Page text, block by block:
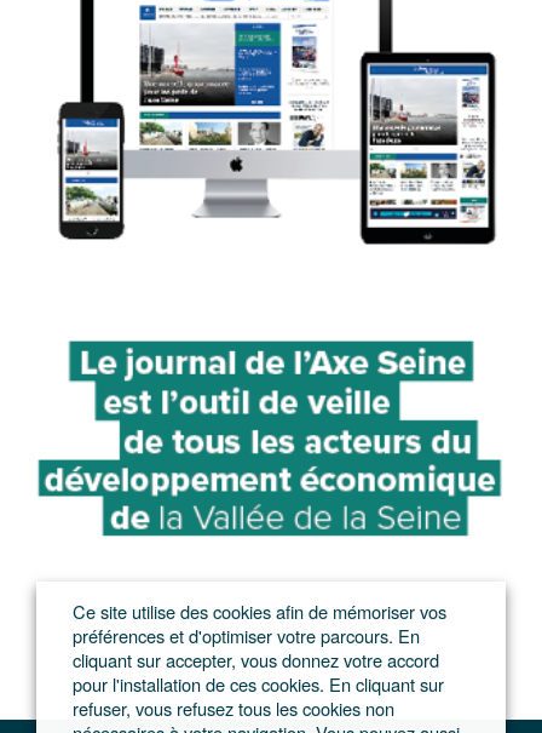
Ce site utilise des cookies afin de mémoriser vos
préférences et d'optimiser votre parcours. En
cliquant sur accepter, vous donnez votre accord
pour l'installation de ces cookies. En cliquant sur
refuser, vous refusez tous les cookies non